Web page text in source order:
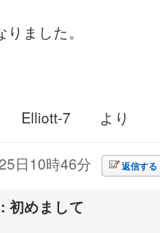
ました。
7 より
日10時46分 返信する
初めまして